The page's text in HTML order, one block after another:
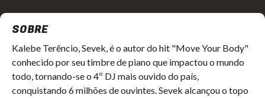
SOBRE
Kalebe Terêncio, Sevek, é o autor do hit "Move Your Body"
conhecido por seu timbre de piano que impactou o mundo
todo, tornando-se o 4º DJ mais ouvido do país,
conquistando 6 milhões de ouvintes. Sevek alcançou o topo